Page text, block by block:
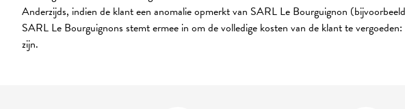
Anderzijds, indien de klant een anomalie opmerkt van SARL Le Bourguignon
SARL Le Bourguignons stemt ermee in om de volledige kosten van de klant te
zijn.